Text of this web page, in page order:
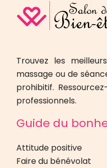
Trouvez les
massage ou de
prohibitif.
professionnels.
Guide du
Attitude positive
Faire du bénévolat